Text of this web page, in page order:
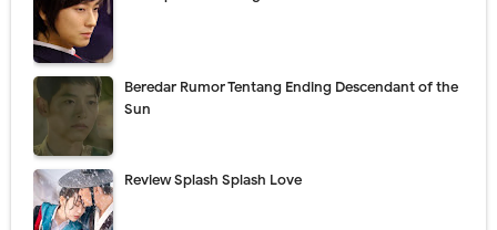
Beredar Rumor Tentang Ending Descendant of the
Sun
Review Splash Splash Love